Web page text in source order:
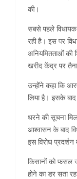
की।
सबसे पहले विधायक
रही है। इस पर
अनियमितताओं की
खरीद केंद्र पर
उन्होंने कहा कि
लिया है। इसके
धरने की सूचना
आश्वासन के बाद
इस विरोध
किसानों को फसल
होने का डर सता